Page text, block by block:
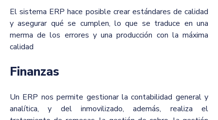
El sistema ERP hace posible crear estándares de calidad
y asegurar qué se cumplen, lo que se traduce en una
merma de los errores y una producción con la máxima
calidad
Finanzas
Un ERP nos permite gestionar la contabilidad general y
analítica, y del inmovilizado, además, realiza el